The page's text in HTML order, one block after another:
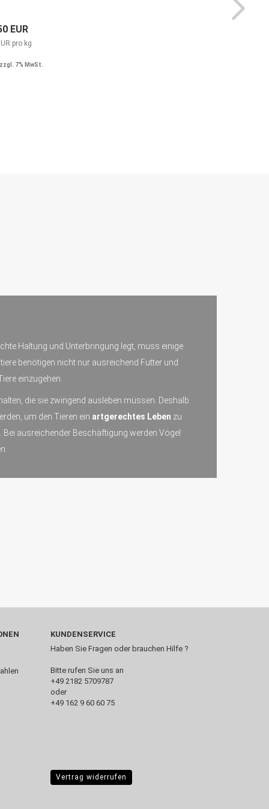
EUR
pro kg
7% MwSt.
Haltung und Unterbringung legt, muss einige
benötigen nicht nur ausreichend Futter und
einzugehen.
die sie zwingend ausleben müssen. Deshalb
um den Tieren ein artgerechtes Leben zu
ausreichender Beschäftigung werden Vögel
KUNDENSERVICE
Haben Sie Fragen oder brauchen Hilfe ?
Bitte rufen Sie uns an
+49 2182 5709787‬
oder
+49 162 9 60 60 75
Vertrag widerrufen